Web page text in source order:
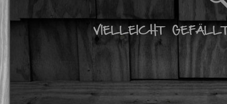
VIELLEICHT